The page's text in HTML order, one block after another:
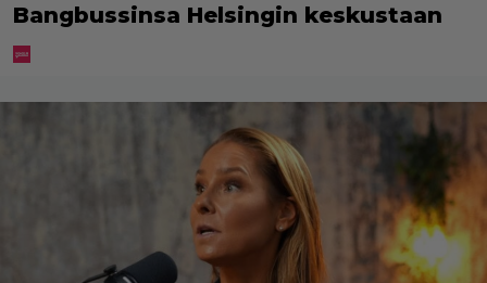
Bangbussinsa Helsingin keskustaan